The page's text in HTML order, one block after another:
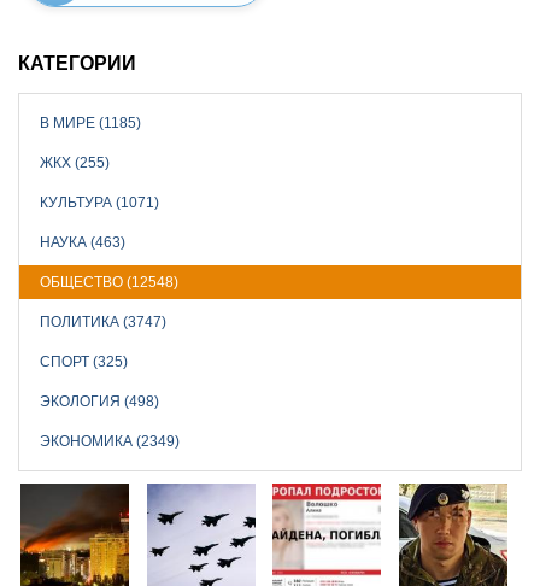
КАТЕГОРИИ
В МИРЕ (1185)
ЖКХ (255)
КУЛЬТУРА (1071)
НАУКА (463)
ОБЩЕСТВО (12548)
ПОЛИТИКА (3747)
СПОРТ (325)
ЭКОЛОГИЯ (498)
ЭКОНОМИКА (2349)